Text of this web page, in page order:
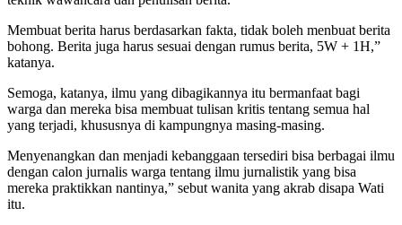
Membuat berita harus berdasarkan fakta, tidak boleh menbuat berita
bohong. Berita juga harus sesuai dengan rumus berita, 5W + 1H,”
katanya.
Semoga, katanya, ilmu yang dibagikannya itu bermanfaat bagi
warga dan mereka bisa membuat tulisan kritis tentang semua hal
yang terjadi, khususnya di kampungnya masing-masing.
Menyenangkan dan menjadi kebanggaan tersediri bisa berbagai ilmu
dengan calon jurnalis warga tentang ilmu jurnalistik yang bisa
mereka praktikkan nantinya,” sebut wanita yang akrab disapa Wati
itu.